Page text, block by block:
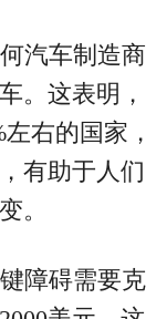
汽车制造商
。这表明，
右的国家，
有助于人们
。
障碍需要克